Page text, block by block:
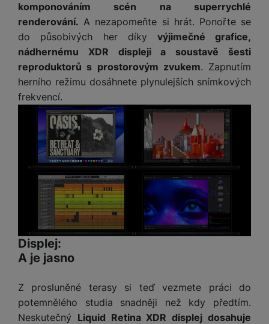
komponováním scén na superrychlé
renderování. A nezapomeňte si hrát. Ponořte se
do působivých her díky výjimečné grafice,
nádhernému XDR displeji a soustavě šesti
reproduktorů s prostorovým zvukem. Zapnutím
herního režimu dosáhnete plynulejších snímkových
frekvencí.
Displej:
A je jasno
Z prosluněné terasy si teď vezmete práci do
potemnělého studia snadněji než kdy předtím.
Neskutečný Liquid Retina XDR displej dosahuje